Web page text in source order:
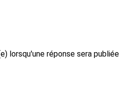
lorsqu'une réponse sera publiée